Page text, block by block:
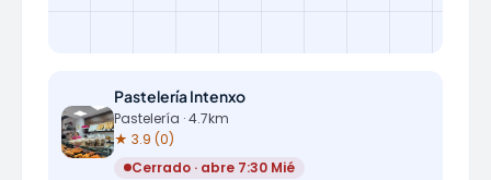
Pastelería Intenxo
Pastelería · 4.7km
★ 3.9 (0)
Cerrado · abre 7:30 Mié